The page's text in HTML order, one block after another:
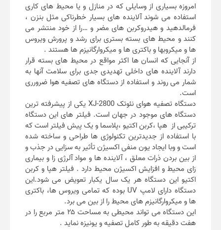
امروزه بسیاری از وسایلی که در منازل و یا محیط های کاری
استفاده می شوند آلاینده های بسیار خطرناکی مثل بنزن ،
فرمالدهید و هیدروکربن های مضر و …را از خود منتشر می
کنند و محیط های بسته بستری برای رشد و پرورش ویروس
ها و میکروبها و باکتری ها و میکروارگانیزم ها هستند .
از آنجایی که انسان ها اکثر مواقع در محیط های بسته قرار
دارند آلاینده های داخلی تهدیدی جدی برای سلامت آنها به
شمار می روند و استفاده از دستگاه های تصفیه هوا ضرورری
است.
دستگاه تصفیه هوای نئوتک XJ-2800 یکی از پیشرفته ترین
دستگاه های موجود در جهان است. فیلتر های این دستگاه
ترکیبی از هپا ،کربن اکتیو ،پلاسما و یک پیش فیلتر است که
با استفاده از جدیدترین تکنولوژی ها طراحی و ساخته شده
است و وبا ایجاد یون منفی اکسیژن تأثیر به سزایی در جذب و
از بین بردن ذرات معلق ، آلاینده ها و مواد آلرژی زا و بیماری
زای محیط و افزایش اکسیژن محیط دارد . فیلتر هپا و کربن
اکتیو این دستگاه هر یک سال یکبار تعویض می شود.این
دستگاه دارای لامپ UV بوده که تمامی ویروس ها، باکتری
ها و میکروارگانیزم های محیط را از بین می برد.
این دستگاه می تواند محیطی به مساحت ۲۵ متر مربع را در
هفت دقیقه به طور کامل تصفیه و یونیزه نماید .